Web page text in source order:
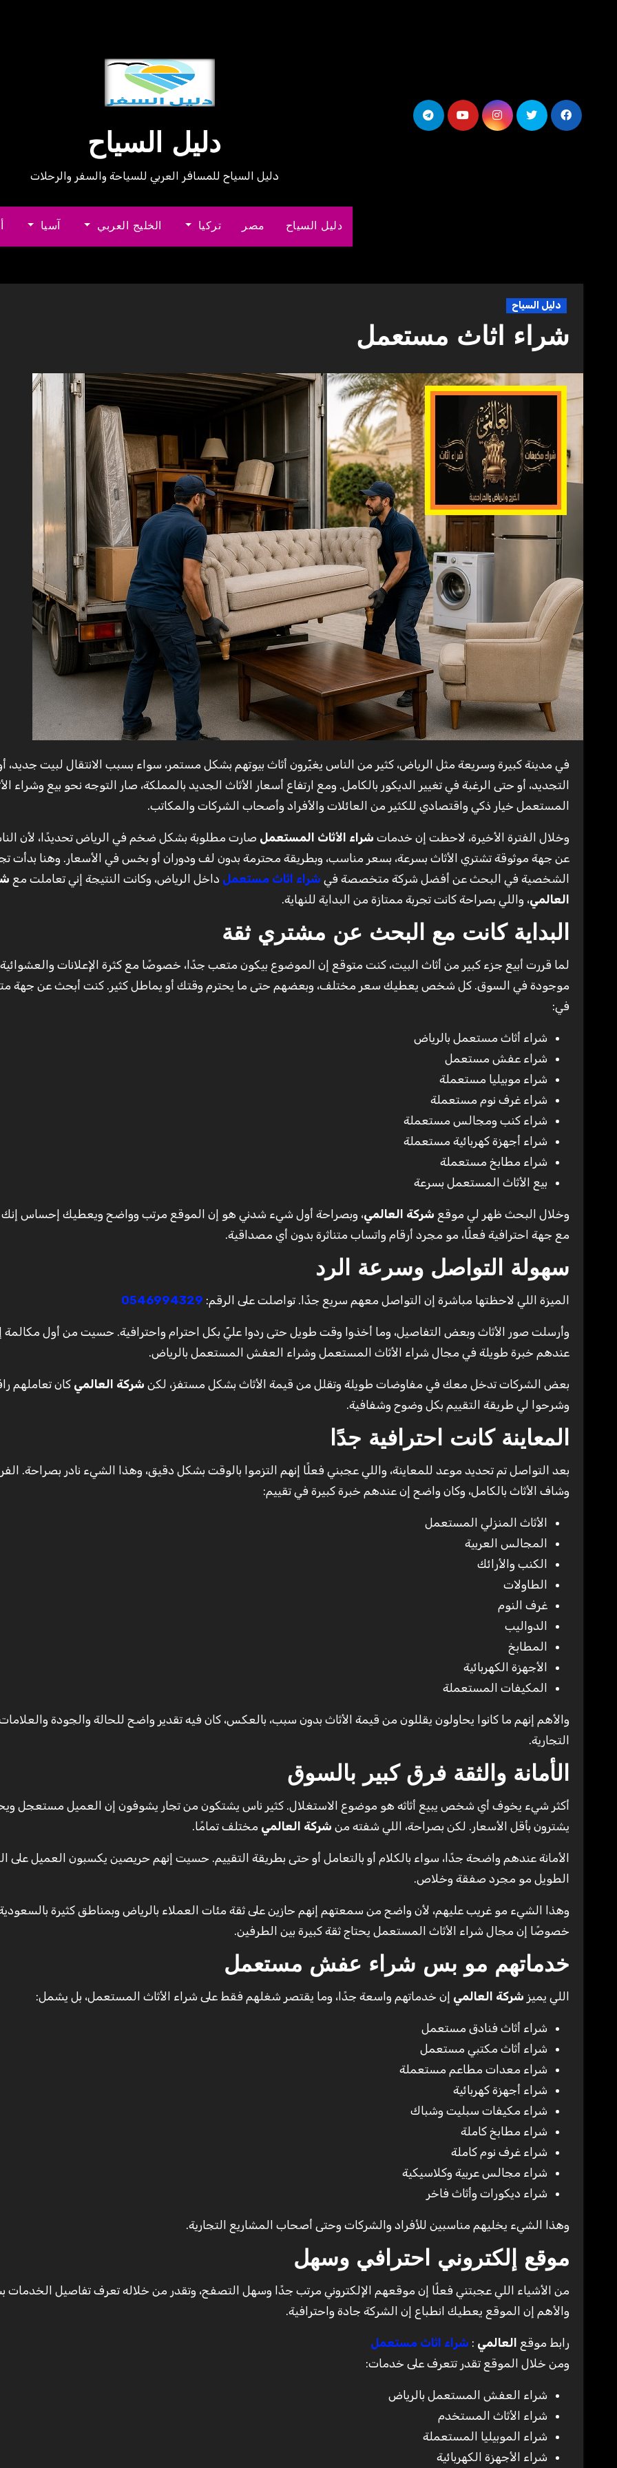
دليل السياح
دليل السياح للمسافر العربي للسياحة والسفر والرحلات
دليل السياح مصر تركيا الخليج العربي آسيا
دليل السياح
شراء اثاث مستعمل
في مدينة كبيرة وسريعة مثل الرياض، كثير من الناس يغيّرون أثاث بيوتهم بشكل مستمر، سواء بسبب الانتقال لبيت جديد، أو
التجديد، أو حتى الرغبة في تغيير الديكور بالكامل. ومع ارتفاع أسعار الأثاث الجديد بالمملكة، صار التوجه نحو بيع وشراء
المستعمل خيار ذكي واقتصادي للكثير من العائلات والأفراد وأصحاب الشركات والمكاتب.
وخلال الفترة الأخيرة، لاحظت إن خدمات شراء الأثاث المستعمل صارت مطلوبة بشكل ضخم في الرياض تحديدًا، لأن
عن جهة موثوقة تشتري الأثاث بسرعة، بسعر مناسب، وبطريقة محترمة بدون لف ودوران أو بخس في الأسعار. وهنا بدأت
الشخصية في البحث عن أفضل شركة متخصصة في شراء اثاث مستعمل داخل الرياض، وكانت النتيجة إني تعاملت مع
العالمي، واللي بصراحة كانت تجربة ممتازة من البداية للنهاية.
البداية كانت مع البحث عن مشتري ثقة
لما قررت أبيع جزء كبير من أثاث البيت، كنت متوقع إن الموضوع بيكون متعب جدًا، خصوصًا مع كثرة الإعلانات والعشوائية
موجودة في السوق. كل شخص يعطيك سعر مختلف، وبعضهم حتى ما يحترم وقتك أو يماطل كثير. كنت أبحث عن جهة
في:
شراء أثاث مستعمل بالرياض
شراء عفش مستعمل
شراء موبيليا مستعملة
شراء غرف نوم مستعملة
شراء كنب ومجالس مستعملة
شراء أجهزة كهربائية مستعملة
شراء مطابخ مستعملة
بيع الأثاث المستعمل بسرعة
وخلال البحث ظهر لي موقع شركة العالمي، وبصراحة أول شيء شدني هو إن الموقع مرتب وواضح ويعطيك إحساس إنك
مع جهة احترافية فعلًا، مو مجرد أرقام واتساب متناثرة بدون أي مصداقية.
سهولة التواصل وسرعة الرد
الميزة اللي لاحظتها مباشرة إن التواصل معهم سريع جدًا. تواصلت على الرقم: 0546994329
وأرسلت صور الأثاث وبعض التفاصيل، وما أخذوا وقت طويل حتى ردوا عليّ بكل احترام واحترافية. حسيت من أول مكالمة
عندهم خبرة طويلة في مجال شراء الأثاث المستعمل وشراء العفش المستعمل بالرياض.
بعض الشركات تدخل معك في مفاوضات طويلة وتقلل من قيمة الأثاث بشكل مستفز، لكن شركة العالمي كان تعاملهم
وشرحوا لي طريقة التقييم بكل وضوح وشفافية.
المعاينة كانت احترافية جدًا
بعد التواصل تم تحديد موعد للمعاينة، واللي عجبني فعلًا إنهم التزموا بالوقت بشكل دقيق، وهذا الشيء نادر بصراحة.
وشاف الأثاث بالكامل، وكان واضح إن عندهم خبرة كبيرة في تقييم:
الأثاث المنزلي المستعمل
المجالس العربية
الكنب والأرائك
الطاولات
غرف النوم
الدواليب
المطابخ
الأجهزة الكهربائية
المكيفات المستعملة
والأهم إنهم ما كانوا يحاولون يقللون من قيمة الأثاث بدون سبب، بالعكس، كان فيه تقدير واضح للحالة والجودة
التجارية.
الأمانة والثقة فرق كبير بالسوق
أكثر شيء يخوف أي شخص يبيع أثاثه هو موضوع الاستغلال. كثير ناس يشتكون من تجار يشوفون إن العميل مستعجل
يشترون بأقل الأسعار. لكن بصراحة، اللي شفته من شركة العالمي مختلف تمامًا.
الأمانة عندهم واضحة جدًا، سواء بالكلام أو بالتعامل أو حتى بطريقة التقييم. حسيت إنهم حريصين يكسبون العميل على
الطويل مو مجرد صفقة وخلاص.
وهذا الشيء مو غريب عليهم، لأن واضح من سمعتهم إنهم حازين على ثقة مئات العملاء بالرياض وبمناطق كثيرة
خصوصًا إن مجال شراء الأثاث المستعمل يحتاج ثقة كبيرة بين الطرفين.
خدماتهم مو بس شراء عفش مستعمل
اللي يميز شركة العالمي إن خدماتهم واسعة جدًا، وما يقتصر شغلهم فقط على شراء الأثاث المستعمل، بل يشمل:
شراء أثاث فنادق مستعمل
شراء أثاث مكتبي مستعمل
شراء معدات مطاعم مستعملة
شراء أجهزة كهربائية
شراء مكيفات سبليت وشباك
شراء مطابخ كاملة
شراء غرف نوم كاملة
شراء مجالس عربية وكلاسيكية
شراء ديكورات وأثاث فاخر
وهذا الشيء يخليهم مناسبين للأفراد والشركات وحتى أصحاب المشاريع التجارية.
موقع إلكتروني احترافي وسهل
من الأشياء اللي عجبتني فعلًا إن موقعهم الإلكتروني مرتب جدًا وسهل التصفح، وتقدر من خلاله تعرف تفاصيل الخدمات
والأهم إن الموقع يعطيك انطباع إن الشركة جادة واحترافية.
رابط موقع العالمي : شراء اثاث مستعمل
ومن خلال الموقع تقدر تتعرف على خدمات:
شراء العفش المستعمل بالرياض
شراء الأثاث المستخدم
شراء الموبيليا المستعملة
شراء الأجهزة الكهربائية